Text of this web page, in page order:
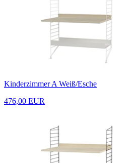
Kinderzimmer A Weiß/Esche
476,00 EUR